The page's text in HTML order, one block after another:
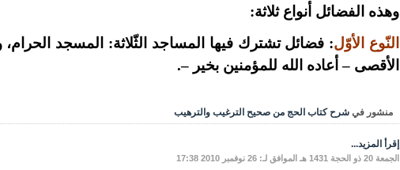
وهذه الفضائل أنواع ثلاثة:
النّوع الأوّل: فضائل تشترك فيها المساجد الثّلاثة: المسجد
الأقصى – أعاده الله للمؤمنين بخير –.
منشور في شرح كتاب الحج من صحيح الترغيب والترهيب
إقرأ المزيد...
الجمعة 20 ذو الحجة 1431 هـ الموافق لـ: 26 نوفمبر 2010 17:38